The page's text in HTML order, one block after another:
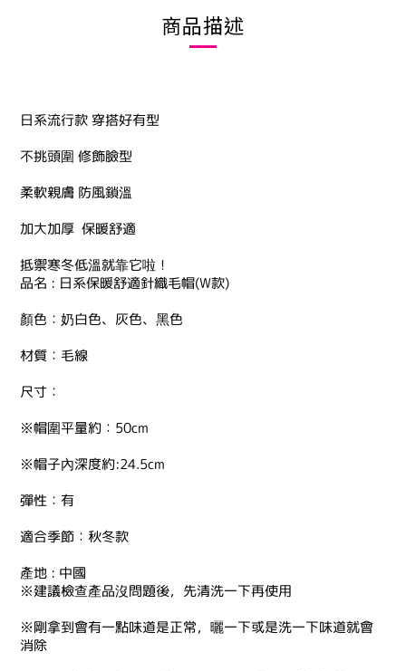
商品描述
日系流行款 穿搭好有型
不挑頭圍 修飾臉型
柔軟親膚 防風鎖溫
加大加厚 保暖舒適
抵禦寒冬低溫就靠它啦！
品名 : 日系保暖舒適針織毛帽(W款)
顏色：奶白色、灰色、黑色
材質：毛線
尺寸：
※帽圍平量約：50cm
※帽子內深度約:24.5cm
彈性：有
適合季節：秋冬款
產地 : 中國
※建議檢查產品沒問題後，先清洗一下再使用
※剛拿到會有一點味道是正常，曬一下或是洗一下味道就會
消除